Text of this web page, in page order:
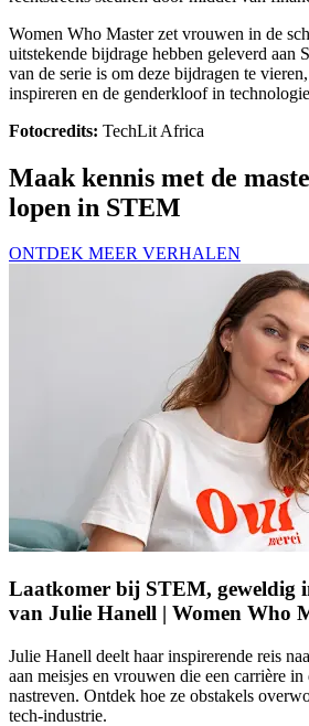
Women Who Master zet vrouwen in de
uitstekende bijdrage hebben geleverd aan
van de serie is om deze bijdragen te
inspireren en de genderkloof in
Fotocredits: TechLit Africa
Maak kennis met de
lopen in STEM
ONTDEK MEER VERHALEN
Laatkomer bij STEM, geweldig
van Julie Hanell | Women Who
Julie Hanell deelt haar inspirerende reis
aan meisjes en vrouwen die een carrière
nastreven. Ontdek hoe ze obstakels
tech-industrie.